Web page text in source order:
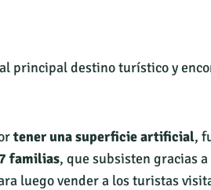
principal destino turístico y
tener una superficie artificial,
familias, que subsisten gracias a
luego vender a los turistas